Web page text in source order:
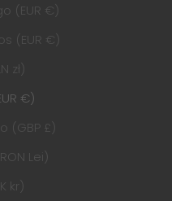
Luxemburgo (EUR €)
Países Bajos (EUR €)
Polonia (PLN zł)
Portugal (EUR €)
Reino Unido (GBP £)
Rumanía (RON Lei)
Suecia (SEK kr)